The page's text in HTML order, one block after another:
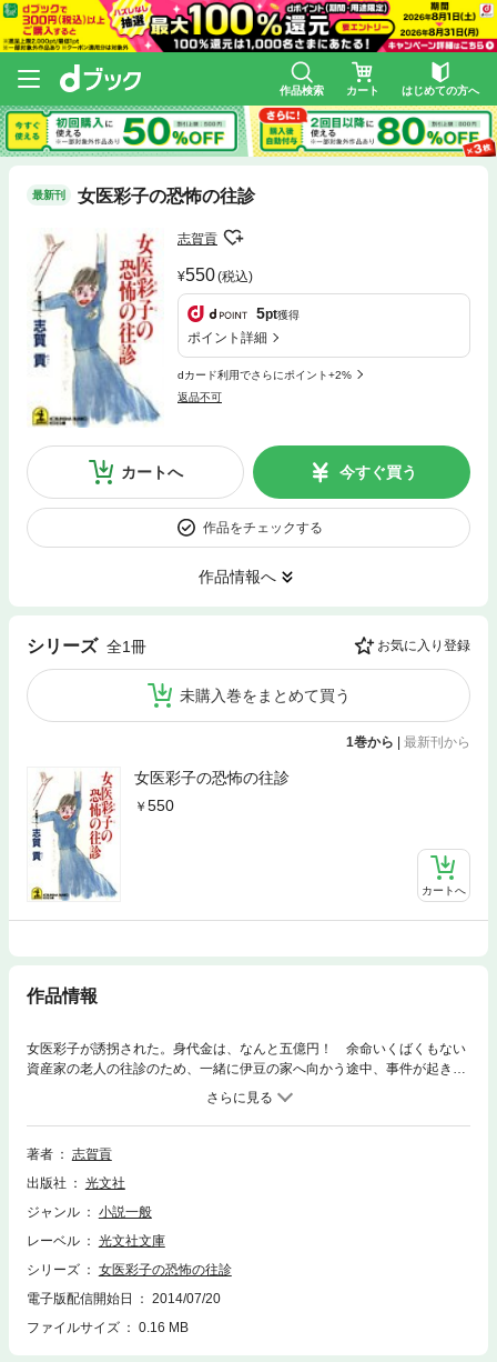
作品検索 カート はじめての方へ
最新刊 女医彩子の恐怖の往診
志賀貢
550(税込)
5pt獲得
ポイント詳細
dカード利用でさらにポイント+2%
返品不可
カートへ 今すぐ買う
作品をチェックする
作品情報へ
シリーズ 全1冊 お気に入り登録
未購入巻をまとめて買う
1巻から | 最新刊から
女医彩子の恐怖の往診
550
カートへ
作品情報
女医彩子が誘拐された。身代金は、なんと五億円！ 余命いくばくもない
資産家の老人の往診のため、一緒に伊豆の家へ向かう途中、事件が起き
た。彩子はその優秀な頭脳をフル回転させて、犯人と対決するのだが。医
療の現場では、現代を生きる人々のさまざまな苦悩が、あからさまになっ
てよく見える。見習い医師彩子は、それをやさしくみつめる。
著者
志賀貢
出版社
光文社
ジャンル
小説一般
レーベル
光文社文庫
シリーズ
女医彩子の恐怖の往診
電子版配信開始日
2014/07/20
ファイルサイズ
0.16 MB